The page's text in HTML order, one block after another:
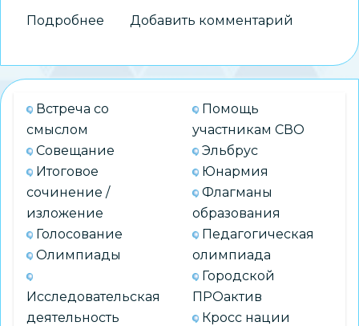
Подробнее
«Будущее
с
искусственным
интеллектом»:
Минск
Новосибирск
Добавить комментарий
Встреча со
смыслом
Совещание
Итоговое
сочинение /
изложение
Голосование
Олимпиады
Исследовательская
деятельность
Помощь
участникам СВО
Эльбрус
Юнармия
Флагманы
образования
Педагогическая
олимпиада
Городской
ПРОактив
Кросс нации